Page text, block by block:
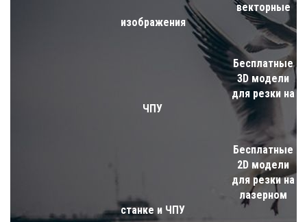
векторные
изображения
Бесплатные
3D модели
для резки на
ЧПУ
Бесплатные
2D модели
для резки на
лазерном
станке и ЧПУ